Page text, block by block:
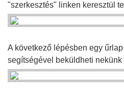
"szerkesztés" linken keresztül
A következő lépésben egy
segítségével beküldheti nekünk